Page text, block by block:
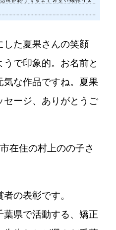
した夏果さんの笑顔
で印象的。お名前と
気な作品ですね。夏果
セージ、ありがとうご
在住の村上のの子さ
の表彰です。
葉県で活動する、矯正